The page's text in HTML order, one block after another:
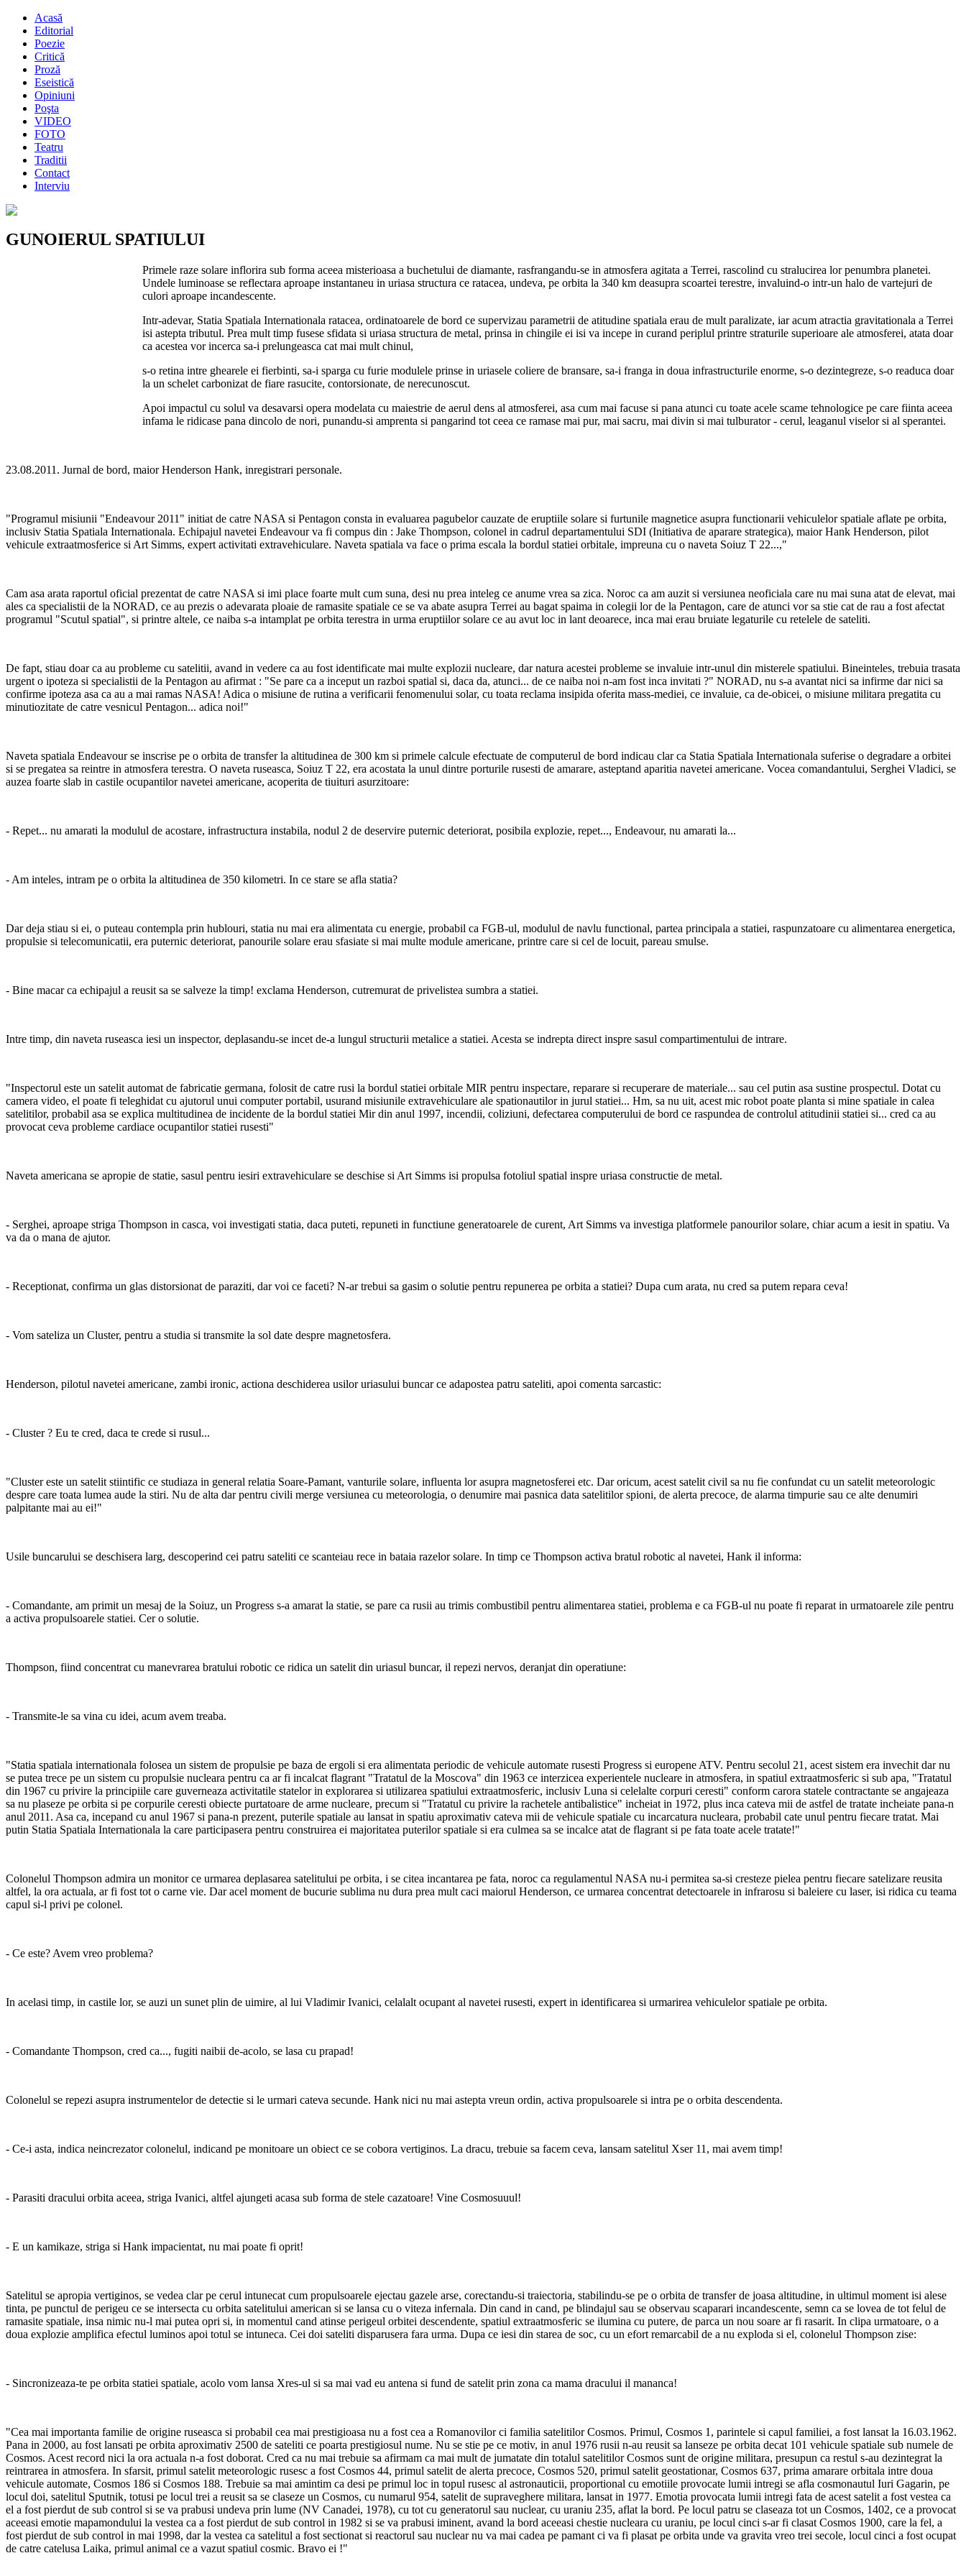
Acasă
Editorial
Poezie
Critică
Proză
Eseistică
Opiniuni
Poşta
VIDEO
FOTO
Teatru
Traditii
Contact
Interviu
GUNOIERUL SPATIULUI
Primele raze solare inflorira sub forma aceea misterioasa a buchetului de diamante, rasfrangandu-se in atmosfera agitata a Terrei, rascolind cu stralucirea lor penumbra planetei.
Undele luminoase se reflectara aproape instantaneu in uriasa structura ce ratacea, undeva, pe orbita la 340 km deasupra scoartei terestre, invaluind-o intr-un halo de vartejuri de
culori aproape incandescente.
Intr-adevar, Statia Spatiala Internationala ratacea, ordinatoarele de bord ce supervizau parametrii de atitudine spatiala erau de mult paralizate, iar acum atractia gravitationala a Terrei
isi astepta tributul. Prea mult timp fusese sfidata si uriasa structura de metal, prinsa in chingile ei isi va incepe in curand periplul printre straturile superioare ale atmosferei, atata doar
ca acestea vor incerca sa-i prelungeasca cat mai mult chinul,
s-o retina intre ghearele ei fierbinti, sa-i sparga cu furie modulele prinse in uriasele coliere de bransare, sa-i franga in doua infrastructurile enorme, s-o dezintegreze, s-o readuca doar
la un schelet carbonizat de fiare rasucite, contorsionate, de nerecunoscut.
Apoi impactul cu solul va desavarsi opera modelata cu maiestrie de aerul dens al atmosferei, asa cum mai facuse si pana atunci cu toate acele scame tehnologice pe care fiinta aceea
infama le ridicase pana dincolo de nori, punandu-si amprenta si pangarind tot ceea ce ramase mai pur, mai sacru, mai divin si mai tulburator - cerul, leaganul viselor si al sperantei.
23.08.2011. Jurnal de bord, maior Henderson Hank, inregistrari personale.
"Programul misiunii "Endeavour 2011" initiat de catre NASA si Pentagon consta in evaluarea pagubelor cauzate de eruptiile solare si furtunile magnetice asupra functionarii vehiculelor spatiale aflate pe orbita,
inclusiv Statia Spatiala Internationala. Echipajul navetei Endeavour va fi compus din : Jake Thompson, colonel in cadrul departamentului SDI (Initiativa de aparare strategica), maior Hank Henderson, pilot
vehicule extraatmosferice si Art Simms, expert activitati extravehiculare. Naveta spatiala va face o prima escala la bordul statiei orbitale, impreuna cu o naveta Soiuz T 22...,"
Cam asa arata raportul oficial prezentat de catre NASA si imi place foarte mult cum suna, desi nu prea inteleg ce anume vrea sa zica. Noroc ca am auzit si versiunea neoficiala care nu mai suna atat de elevat, mai
ales ca specialistii de la NORAD, ce au prezis o adevarata ploaie de ramasite spatiale ce se va abate asupra Terrei au bagat spaima in colegii lor de la Pentagon, care de atunci vor sa stie cat de rau a fost afectat
programul "Scutul spatial", si printre altele, ce naiba s-a intamplat pe orbita terestra in urma eruptiilor solare ce au avut loc in lant deoarece, inca mai erau bruiate legaturile cu retelele de sateliti.
De fapt, stiau doar ca au probleme cu satelitii, avand in vedere ca au fost identificate mai multe explozii nucleare, dar natura acestei probleme se invaluie intr-unul din misterele spatiului. Bineinteles, trebuia trasata
urgent o ipoteza si specialistii de la Pentagon au afirmat : "Se pare ca a inceput un razboi spatial si, daca da, atunci... de ce naiba noi n-am fost inca invitati ?" NORAD, nu s-a avantat nici sa infirme dar nici sa
confirme ipoteza asa ca au a mai ramas NASA! Adica o misiune de rutina a verificarii fenomenului solar, cu toata reclama insipida oferita mass-mediei, ce invaluie, ca de-obicei, o misiune militara pregatita cu
minutiozitate de catre vesnicul Pentagon... adica noi!"
Naveta spatiala Endeavour se inscrise pe o orbita de transfer la altitudinea de 300 km si primele calcule efectuate de computerul de bord indicau clar ca Statia Spatiala Internationala suferise o degradare a orbitei
si se pregatea sa reintre in atmosfera terestra. O naveta ruseasca, Soiuz T 22, era acostata la unul dintre porturile rusesti de amarare, asteptand aparitia navetei americane. Vocea comandantului, Serghei Vladici, se
auzea foarte slab in castile ocupantilor navetei americane, acoperita de tiuituri asurzitoare:
- Repet... nu amarati la modulul de acostare, infrastructura instabila, nodul 2 de deservire puternic deteriorat, posibila explozie, repet..., Endeavour, nu amarati la...
- Am inteles, intram pe o orbita la altitudinea de 350 kilometri. In ce stare se afla statia?
Dar deja stiau si ei, o puteau contempla prin hublouri, statia nu mai era alimentata cu energie, probabil ca FGB-ul, modulul de navlu functional, partea principala a statiei, raspunzatoare cu alimentarea energetica,
propulsie si telecomunicatii, era puternic deteriorat, panourile solare erau sfasiate si mai multe module americane, printre care si cel de locuit, pareau smulse.
- Bine macar ca echipajul a reusit sa se salveze la timp! exclama Henderson, cutremurat de privelistea sumbra a statiei.
Intre timp, din naveta ruseasca iesi un inspector, deplasandu-se incet de-a lungul structurii metalice a statiei. Acesta se indrepta direct inspre sasul compartimentului de intrare.
"Inspectorul este un satelit automat de fabricatie germana, folosit de catre rusi la bordul statiei orbitale MIR pentru inspectare, reparare si recuperare de materiale... sau cel putin asa sustine prospectul. Dotat cu
camera video, el poate fi teleghidat cu ajutorul unui computer portabil, usurand misiunile extravehiculare ale spationautilor in jurul statiei... Hm, sa nu uit, acest mic robot poate planta si mine spatiale in calea
satelitilor, probabil asa se explica multitudinea de incidente de la bordul statiei Mir din anul 1997, incendii, coliziuni, defectarea computerului de bord ce raspundea de controlul atitudinii statiei si... cred ca au
provocat ceva probleme cardiace ocupantilor statiei rusesti"
Naveta americana se apropie de statie, sasul pentru iesiri extravehiculare se deschise si Art Simms isi propulsa fotoliul spatial inspre uriasa constructie de metal.
- Serghei, aproape striga Thompson in casca, voi investigati statia, daca puteti, repuneti in functiune generatoarele de curent, Art Simms va investiga platformele panourilor solare, chiar acum a iesit in spatiu. Va
va da o mana de ajutor.
- Receptionat, confirma un glas distorsionat de paraziti, dar voi ce faceti? N-ar trebui sa gasim o solutie pentru repunerea pe orbita a statiei? Dupa cum arata, nu cred sa putem repara ceva!
- Vom sateliza un Cluster, pentru a studia si transmite la sol date despre magnetosfera.
Henderson, pilotul navetei americane, zambi ironic, actiona deschiderea usilor uriasului buncar ce adapostea patru sateliti, apoi comenta sarcastic:
- Cluster ? Eu te cred, daca te crede si rusul...
"Cluster este un satelit stiintific ce studiaza in general relatia Soare-Pamant, vanturile solare, influenta lor asupra magnetosferei etc. Dar oricum, acest satelit civil sa nu fie confundat cu un satelit meteorologic
despre care toata lumea aude la stiri. Nu de alta dar pentru civili merge versiunea cu meteorologia, o denumire mai pasnica data satelitilor spioni, de alerta precoce, de alarma timpurie sau ce alte denumiri
palpitante mai au ei!"
Usile buncarului se deschisera larg, descoperind cei patru sateliti ce scanteiau rece in bataia razelor solare. In timp ce Thompson activa bratul robotic al navetei, Hank il informa:
- Comandante, am primit un mesaj de la Soiuz, un Progress s-a amarat la statie, se pare ca rusii au trimis combustibil pentru alimentarea statiei, problema e ca FGB-ul nu poate fi reparat in urmatoarele zile pentru
a activa propulsoarele statiei. Cer o solutie.
Thompson, fiind concentrat cu manevrarea bratului robotic ce ridica un satelit din uriasul buncar, il repezi nervos, deranjat din operatiune:
- Transmite-le sa vina cu idei, acum avem treaba.
"Statia spatiala internationala folosea un sistem de propulsie pe baza de ergoli si era alimentata periodic de vehicule automate rusesti Progress si europene ATV. Pentru secolul 21, acest sistem era invechit dar nu
se putea trece pe un sistem cu propulsie nucleara pentru ca ar fi incalcat flagrant "Tratatul de la Moscova" din 1963 ce interzicea experientele nucleare in atmosfera, in spatiul extraatmosferic si sub apa, "Tratatul
din 1967 cu privire la principiile care guverneaza activitatile statelor in explorarea si utilizarea spatiului extraatmosferic, inclusiv Luna si celelalte corpuri ceresti" conform carora statele contractante se angajeaza
sa nu plaseze pe orbita si pe corpurile ceresti obiecte purtatoare de arme nucleare, precum si "Tratatul cu privire la rachetele antibalistice" incheiat in 1972, plus inca cateva mii de astfel de tratate incheiate pana-n
anul 2011. Asa ca, incepand cu anul 1967 si pana-n prezent, puterile spatiale au lansat in spatiu aproximativ cateva mii de vehicule spatiale cu incarcatura nucleara, probabil cate unul pentru fiecare tratat. Mai
putin Statia Spatiala Internationala la care participasera pentru construirea ei majoritatea puterilor spatiale si era culmea sa se incalce atat de flagrant si pe fata toate acele tratate!"
Colonelul Thompson admira un monitor ce urmarea deplasarea satelitului pe orbita, i se citea incantarea pe fata, noroc ca regulamentul NASA nu-i permitea sa-si cresteze pielea pentru fiecare satelizare reusita
altfel, la ora actuala, ar fi fost tot o carne vie. Dar acel moment de bucurie sublima nu dura prea mult caci maiorul Henderson, ce urmarea concentrat detectoarele in infrarosu si baleiere cu laser, isi ridica cu teama
capul si-l privi pe colonel.
- Ce este? Avem vreo problema?
In acelasi timp, in castile lor, se auzi un sunet plin de uimire, al lui Vladimir Ivanici, celalalt ocupant al navetei rusesti, expert in identificarea si urmarirea vehiculelor spatiale pe orbita.
- Comandante Thompson, cred ca..., fugiti naibii de-acolo, se lasa cu prapad!
Colonelul se repezi asupra instrumentelor de detectie si le urmari cateva secunde. Hank nici nu mai astepta vreun ordin, activa propulsoarele si intra pe o orbita descendenta.
- Ce-i asta, indica neincrezator colonelul, indicand pe monitoare un obiect ce se cobora vertiginos. La dracu, trebuie sa facem ceva, lansam satelitul Xser 11, mai avem timp!
- Parasiti dracului orbita aceea, striga Ivanici, altfel ajungeti acasa sub forma de stele cazatoare! Vine Cosmosuuul!
- E un kamikaze, striga si Hank impacientat, nu mai poate fi oprit!
Satelitul se apropia vertiginos, se vedea clar pe cerul intunecat cum propulsoarele ejectau gazele arse, corectandu-si traiectoria, stabilindu-se pe o orbita de transfer de joasa altitudine, in ultimul moment isi alese
tinta, pe punctul de perigeu ce se intersecta cu orbita satelitului american si se lansa cu o viteza infernala. Din cand in cand, pe blindajul sau se observau scaparari incandescente, semn ca se lovea de tot felul de
ramasite spatiale, insa nimic nu-l mai putea opri si, in momentul cand atinse perigeul orbitei descendente, spatiul extraatmosferic se ilumina cu putere, de parca un nou soare ar fi rasarit. In clipa urmatoare, o a
doua explozie amplifica efectul luminos apoi totul se intuneca. Cei doi sateliti disparusera fara urma. Dupa ce iesi din starea de soc, cu un efort remarcabil de a nu exploda si el, colonelul Thompson zise:
- Sincronizeaza-te pe orbita statiei spatiale, acolo vom lansa Xres-ul si sa mai vad eu antena si fund de satelit prin zona ca mama dracului il mananca!
"Cea mai importanta familie de origine ruseasca si probabil cea mai prestigioasa nu a fost cea a Romanovilor ci familia satelitilor Cosmos. Primul, Cosmos 1, parintele si capul familiei, a fost lansat la 16.03.1962.
Pana in 2000, au fost lansati pe orbita aproximativ 2500 de sateliti ce poarta prestigiosul nume. Nu se stie pe ce motiv, in anul 1976 rusii n-au reusit sa lanseze pe orbita decat 101 vehicule spatiale sub numele de
Cosmos. Acest record nici la ora actuala n-a fost doborat. Cred ca nu mai trebuie sa afirmam ca mai mult de jumatate din totalul satelitilor Cosmos sunt de origine militara, presupun ca restul s-au dezintegrat la
reintrarea in atmosfera. In sfarsit, primul satelit meteorologic rusesc a fost Cosmos 44, primul satelit de alerta precoce, Cosmos 520, primul satelit geostationar, Cosmos 637, prima amarare orbitala intre doua
vehicule automate, Cosmos 186 si Cosmos 188. Trebuie sa mai amintim ca desi pe primul loc in topul rusesc al astronauticii, proportional cu emotiile provocate lumii intregi se afla cosmonautul Iuri Gagarin, pe
locul doi, satelitul Sputnik, totusi pe locul trei a reusit sa se claseze un Cosmos, cu numarul 954, satelit de supraveghere militara, lansat in 1977. Emotia provocata lumii intregi fata de acest satelit a fost vestea ca
el a fost pierdut de sub control si se va prabusi undeva prin lume (NV Canadei, 1978), cu tot cu generatorul sau nuclear, cu uraniu 235, aflat la bord. Pe locul patru se claseaza tot un Cosmos, 1402, ce a provocat
aceeasi emotie mapamondului la vestea ca a fost pierdut de sub control in 1982 si se va prabusi iminent, avand la bord aceeasi chestie nucleara cu uraniu, pe locul cinci s-ar fi clasat Cosmos 1900, care la fel, a
fost pierdut de sub control in mai 1998, dar la vestea ca satelitul a fost sectionat si reactorul sau nuclear nu va mai cadea pe pamant ci va fi plasat pe orbita unde va gravita vreo trei secole, locul cinci a fost ocupat
de catre catelusa Laika, primul animal ce a vazut spatiul cosmic. Bravo ei !"